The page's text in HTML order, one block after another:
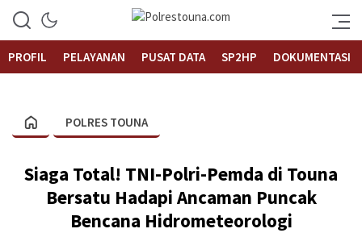
PROFIL
PELAYANAN PUSAT DATA SP2HP DOKUMENTASI
POLRES TOUNA
Siaga Total! TNI-Polri-Pemda di Touna
Bersatu Hadapi Ancaman Puncak
Bencana Hidrometeorologi